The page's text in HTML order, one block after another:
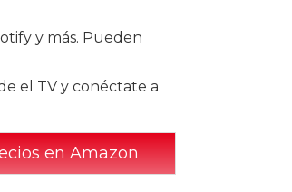
y más. Pueden
el TV y conéctate a
en Amazon